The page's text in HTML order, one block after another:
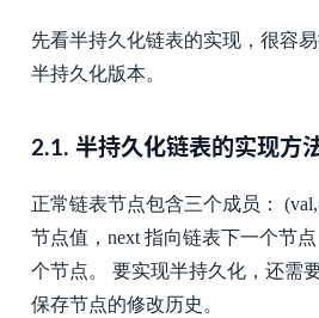
先看半持久化链表的实现，很容
半持久化版本。
2.1. 半持久化链表的实现方
正常链表节点包含三个成员：
节点值，next 指向链表下一个节
个节点。 要实现半持久化，还需
保存节点的修改历史。